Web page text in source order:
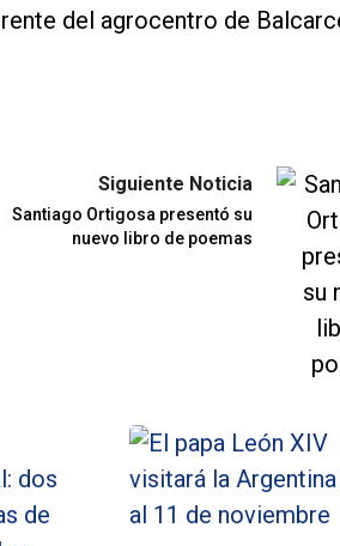
del agrocentro de
Siguiente Noticia
Santiago Ortigosa presentó su
nuevo libro de poemas